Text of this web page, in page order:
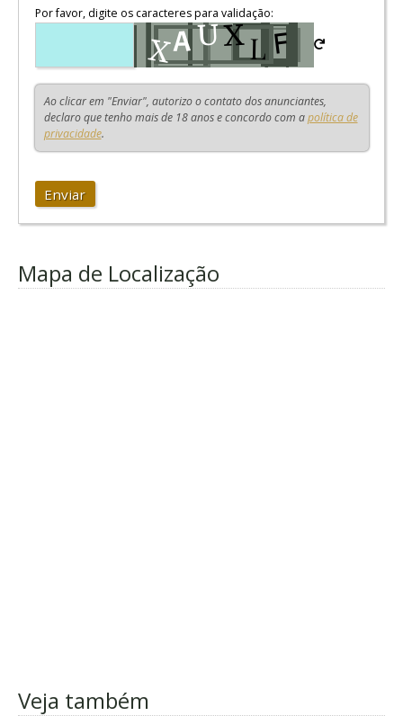
Por favor, digite os caracteres para validação:
Ao clicar em "Enviar", autorizo o contato dos anunciantes,
declaro que tenho mais de 18 anos e concordo com apolítica de
privacidade.
Enviar
Mapa de Localização
Veja também